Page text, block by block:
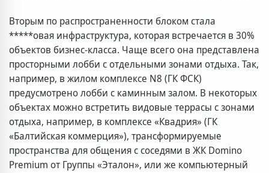
Вторым по распространенности блоком стала
*****овая инфраструктура, которая встречается в 30%
объектов бизнес-класса. Чаще всего она представлена
просторными лобби с отдельными зонами отдыха. Так,
например, в жилом комплексе N8 (ГК ФСК)
предусмотрено лобби с каминным залом. В некоторых
объектах можно встретить видовые террасы с зонами
отдыха, например, в комплексе «Квадрия» (ГК
«Балтийская коммерция»), трансформируемые
пространства для общения с соседями в ЖК Domino
Premium от Группы «Эталон», или же компьютерный